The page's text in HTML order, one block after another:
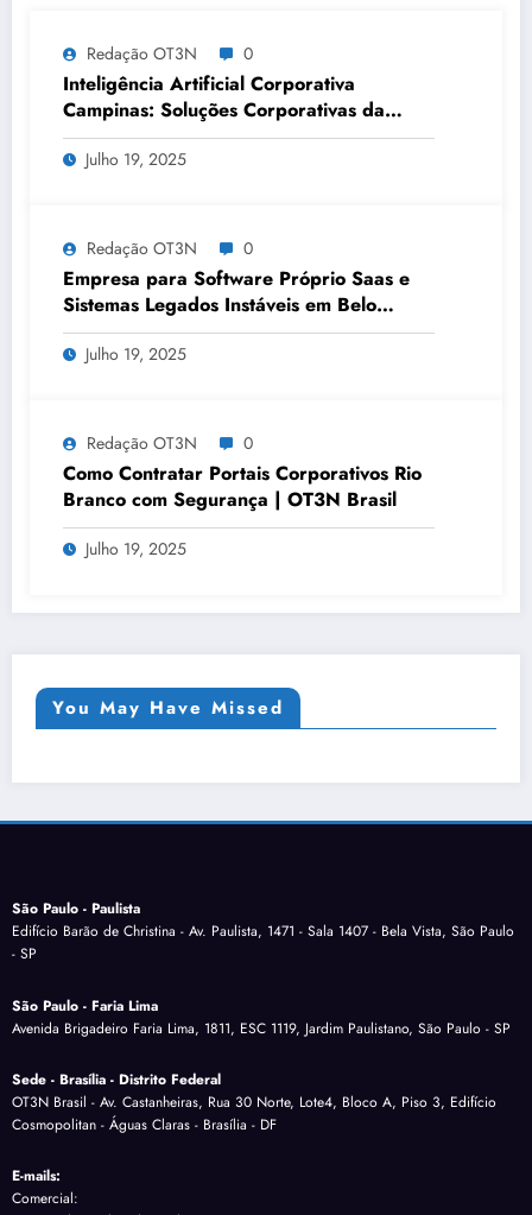
Redação OT3N 0
Inteligência Artificial Corporativa
Campinas: Soluções Corporativas da
OT3N Brasil – Guia 3083
Julho 19, 2025
Redação OT3N 0
Empresa para Software Próprio Saas e
Sistemas Legados Instáveis em Belo
Horizonte | OT3N Brasil – Guia 3449
Julho 19, 2025
Redação OT3N 0
Como Contratar Portais Corporativos Rio
Branco com Segurança | OT3N Brasil
Julho 19, 2025
You May Have Missed
São Paulo - Paulista
Edifício Barão de Christina - Av. Paulista, 1471 - Sala 1407 - Bela Vista, São Paulo
- SP
São Paulo - Faria Lima
Avenida Brigadeiro Faria Lima, 1811, ESC 1119, Jardim Paulistano, São Paulo - SP
Sede - Brasília - Distrito Federal
OT3N Brasil - Av. Castanheiras, Rua 30 Norte, Lote4, Bloco A, Piso 3, Edifício
Cosmopolitan - Águas Claras - Brasília - DF
E-mails:
Comercial: